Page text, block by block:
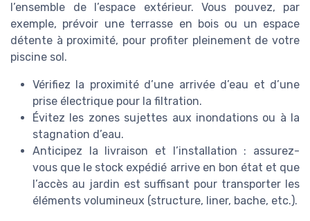
l’ensemble de l’espace extérieur. Vous pouvez, par
exemple, prévoir une terrasse en bois ou un espace
détente à proximité, pour profiter pleinement de votre
piscine sol.
Vérifiez la proximité d’une arrivée d’eau et d’une
prise électrique pour la filtration.
Évitez les zones sujettes aux inondations ou à la
stagnation d’eau.
Anticipez la livraison et l’installation : assurez-
vous que le stock expédié arrive en bon état et que
l’accès au jardin est suffisant pour transporter les
éléments volumineux (structure, liner, bache, etc.).